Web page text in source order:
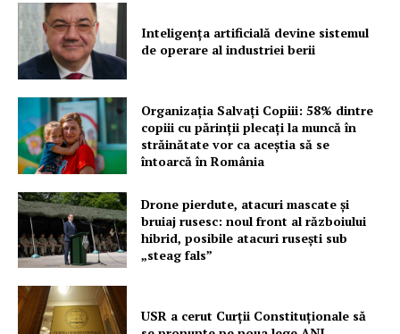
Inteligența artificială devine sistemul
de operare al industriei berii
Organizația Salvați Copiii: 58% dintre
copiii cu părinții plecați la muncă în
străinătate vor ca aceștia să se
întoarcă în România
Drone pierdute, atacuri mascate și
bruiaj rusesc: noul front al războiului
hibrid, posibile atacuri rusești sub
„steag fals”
USR a cerut Curții Constituționale să